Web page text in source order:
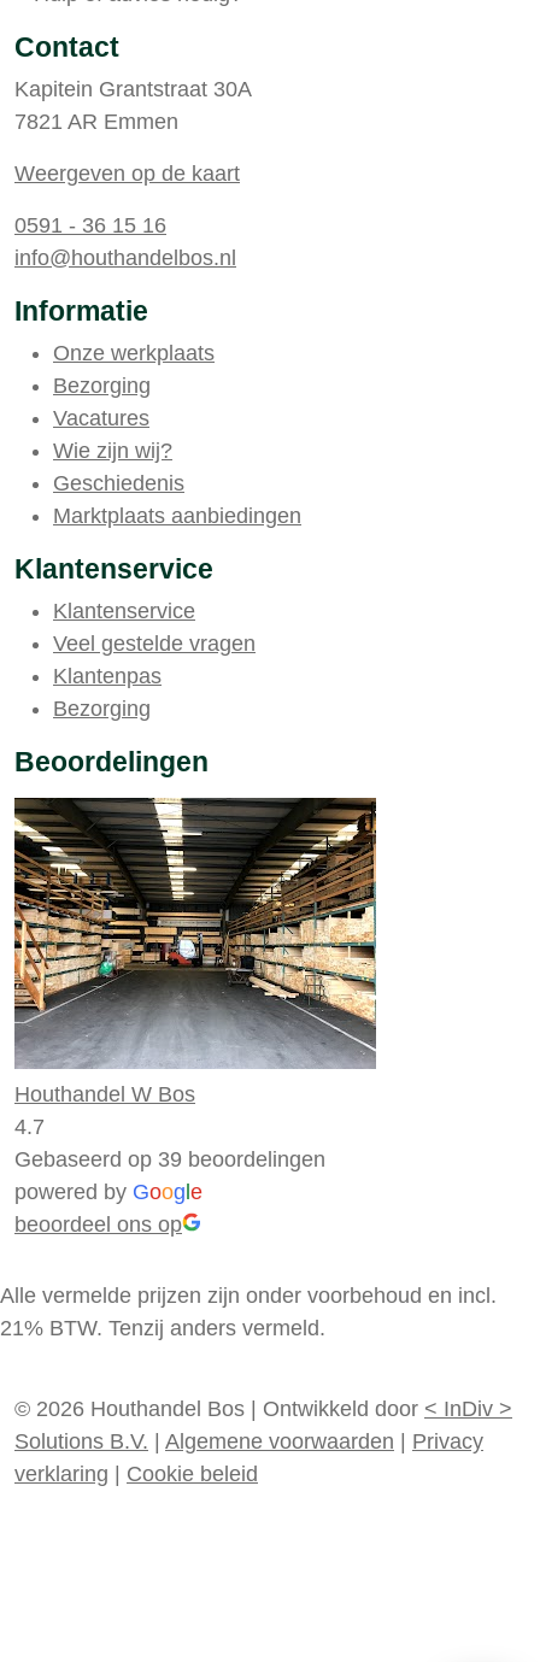
Contact
Kapitein Grantstraat 30A
7821 AR Emmen
Weergeven op de kaart
0591 - 36 15 16
info@houthandelbos.nl
Informatie
Onze werkplaats
Bezorging
Vacatures
Wie zijn wij?
Geschiedenis
Marktplaats aanbiedingen
Klantenservice
Klantenservice
Veel gestelde vragen
Klantenpas
Bezorging
Beoordelingen
Houthandel W Bos
4.7
Gebaseerd op 39 beoordelingen
powered by Goog e
beoordeel ons op
Alle vermelde prijzen zijn onder voorbehoud en incl.
21% BTW. Tenzij anders vermeld.
© 2026 Houthandel Bos Ontwikkeld door < InDiv >
Solutions B.V.
Algemene voorwaarden
Privacy
verklaring
Cookie beleid